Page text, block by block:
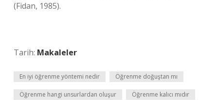
(Fidan, 1985).
Tarih: Makaleler
En iyi öğrenme yöntemi nedir Öğrenme doğuştan mı
Öğrenme hangi unsurlardan oluşur Öğrenme kalıcı mıdır